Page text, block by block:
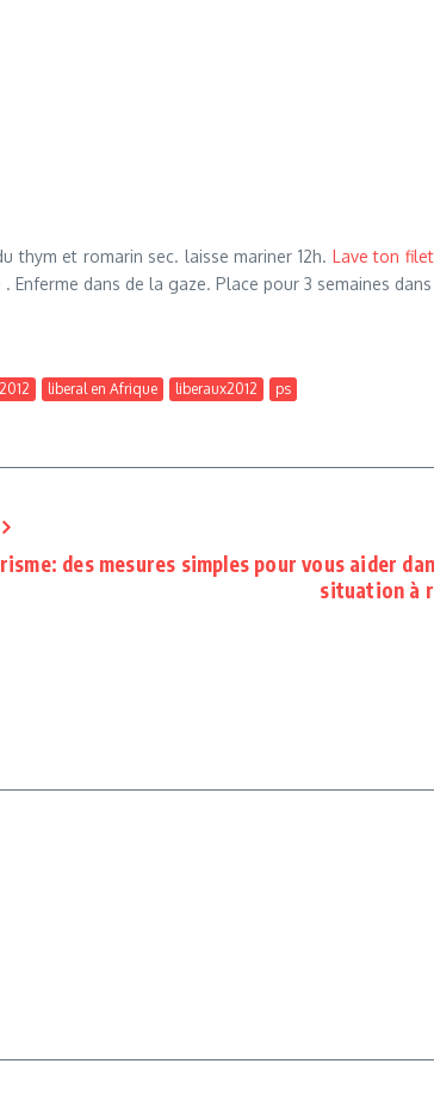
thym et romarin sec. laisse mariner 12h. Lave ton
Enferme dans de la gaze. Place pour 3 semaines
liberal en Afrique liberaux2012 ps
des mesures simples pour vous aider
situation à